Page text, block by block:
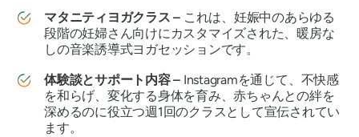
マタニティヨガクラス – これは、妊娠中のあらゆる
段階の妊婦さん向けにカスタマイズされた、暖房な
しの音楽誘導式ヨガセッションです。
体験談とサポート内容 – Instagramを通じて、不快感
を和らげ、変化する身体を育み、赤ちゃんとの絆を
深めるのに役立つ週1回のクラスとして宣伝されてい
ます。